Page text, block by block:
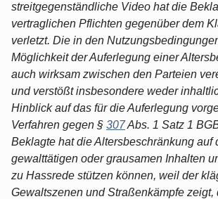
streitgegenständliche Video hat die
vertraglichen Pflichten gegenüber dem
verletzt. Die in den
Möglichkeit der Auferlegung einer
auch wirksam zwischen den Parteien
und verstößt insbesondere weder
Hinblick auf das für die Auferlegung
Verfahren gegen § 307Abs. 1 Satz 1
Beklagte hat die Altersbeschränkung auf
gewalttätigen oder grausamen Inhalten
zu Hassrede stützen können, weil der
Gewaltszenen und Straßenkämpfe zeigt,